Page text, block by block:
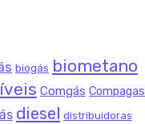
biogás biometano
Comgás Compagas
diesel distribuidoras